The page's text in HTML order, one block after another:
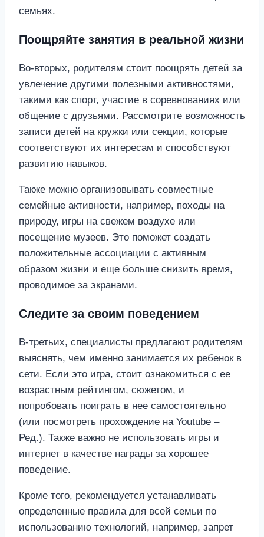
семьях.
Поощряйте занятия в реальной жизни
Во-вторых, родителям стоит поощрять детей за
увлечение другими полезными активностями,
такими как спорт, участие в соревнованиях или
общение с друзьями. Рассмотрите возможность
записи детей на кружки или секции, которые
соответствуют их интересам и способствуют
развитию навыков.
Также можно организовывать совместные
семейные активности, например, походы на
природу, игры на свежем воздухе или
посещение музеев. Это поможет создать
положительные ассоциации с активным
образом жизни и еще больше снизить время,
проводимое за экранами.
Следите за своим поведением
В-третьих, специалисты предлагают родителям
выяснять, чем именно занимается их ребенок в
сети. Если это игра, стоит ознакомиться с ее
возрастным рейтингом, сюжетом, и
попробовать поиграть в нее самостоятельно
(или посмотреть прохождение на Youtube –
Ред.). Также важно не использовать игры и
интернет в качестве награды за хорошее
поведение.
Кроме того, рекомендуется устанавливать
определенные правила для всей семьи по
использованию технологий, например, запрет